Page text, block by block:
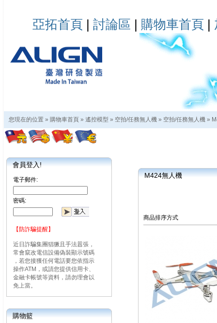
亞拓首頁 | 討論區 | 購物車首頁 |
您現在的位置 » 購物車首頁 » 遙控模型 » 空拍/任務無人機 » 空拍/任務無人機 »
會員登入!
電子郵件:
密碼:
【防詐騙提醒】
近日詐騙集團猖獗且手法囂張，
常會竄改電信設備偽裝顯示號碼
，若您接獲任何電話要您依指示
操作ATM，或請您提供信用卡、
金融卡帳號等資料，請勿理會以
免上當。
購物籃
M424無人機
商品排序方式